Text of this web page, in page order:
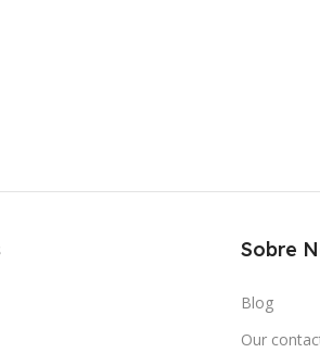
Sobre
Blog
Our